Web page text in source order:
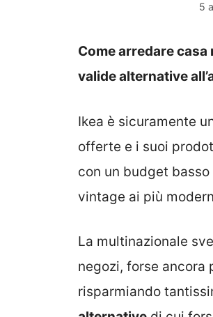
5
Come arredare
valide alternative
Ikea è sicuramente
offerte e i suoi
con un budget
vintage ai più
La multinazionale
negozi, forse
risparmiando